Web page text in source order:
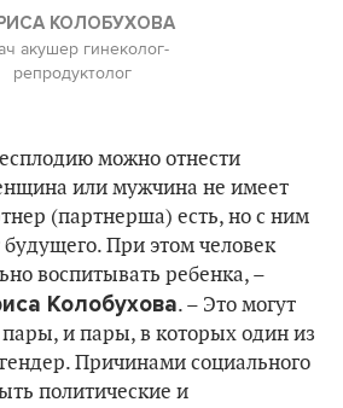
КОЛОБУХОВА
акушер гинеколог-
репродуктолог
можно отнести
или мужчина не имеет
(партнерша) есть, но с ним
При этом человек
воспитывать ребенка, –
Колобухова. – Это могут
и пары, в которых один из
Причинами социального
политические и